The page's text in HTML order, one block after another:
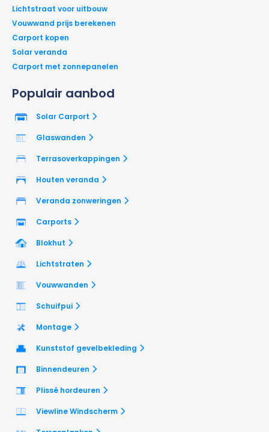
Populair aanbod
Solar Carport
Glaswanden
Terrasoverkappingen
Houten veranda
Veranda zonweringen
Carports
Blokhut
Lichtstraten
Vouwwanden
Schuifpui
Montage
Kunststof gevelbekleding
Binnendeuren
Plissé hordeuren
Viewline Windscherm
Lichtstraat voor uitbouw
Vouwwand prijs berekenen
Carport kopen
Solar veranda
Carport met zonnepanelen